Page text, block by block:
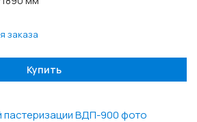
заказа
Купить